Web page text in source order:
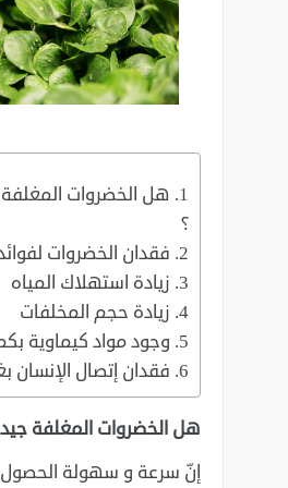
هل الخضروات
؟ ‏
فقدان الخضروات
‏زيادة استهلاك المياه
‏زيادة حجم المخلفات
‏وجود مواد كيماوية
‏فقدان إتصال الإنسان
هل الخضروات المغلفة
إنّ سرعة و سهولة